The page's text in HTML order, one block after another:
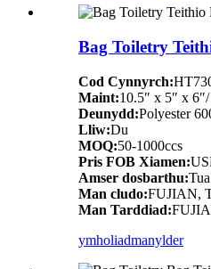
Bag Toiletry
Cod Cynnyrch:
Maint:10.5″ x 5″ x
Deunydd:Polyester
Lliw:Du
MOQ:50-1000ccs
Pris FOB Xiamen:
Amser dosbarthu:
Man cludo:FUJIAN,
Man Tarddiad:
ymholiadmanylder